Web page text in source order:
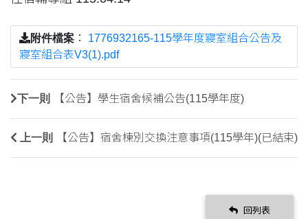
附件檔案 ： 1776932165-115學年度寢室組合公告及
寢室組合表V3(1).pdf
下一則 【公告】學生宿舍候補公告(115學年度)
上一則 【公告】宿舍棟別交換注意事項(115學年)(已結束)
回列表